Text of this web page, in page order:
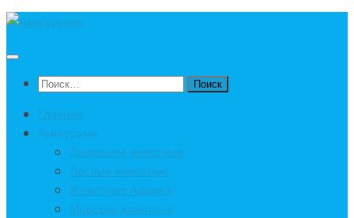
Под
Найти:
Главная
Амигуруми
Домашние животные
Лесные животные
Животные Африка
Морские животные